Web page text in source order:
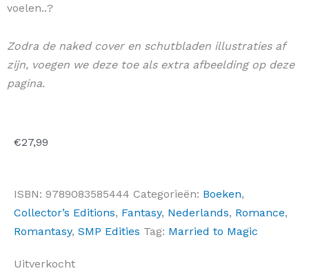
voelen..?
Zodra de naked cover en schutbladen illustraties af
zijn, voegen we deze toe als extra afbeelding op deze
pagina.
€27,99
ISBN: 9789083585444 Categorieën: Boeken,
Collector’s Editions, Fantasy, Nederlands, Romance,
Romantasy, SMP Edities Tag: Married to Magic
Uitverkocht